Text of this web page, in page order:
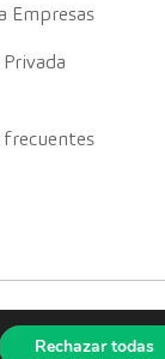
Empresas
Rechazar todas